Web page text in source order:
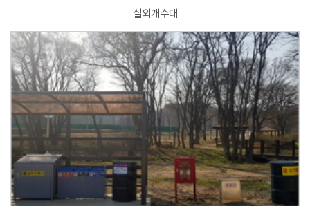
실외개수대